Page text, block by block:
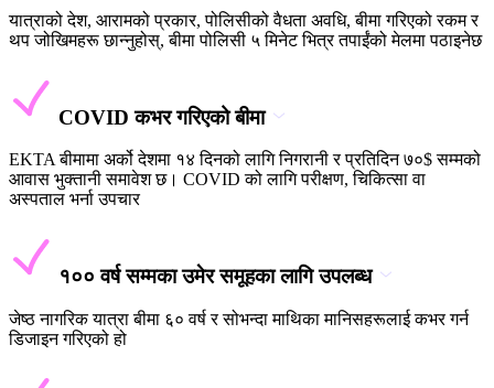
यात्राको देश, आरामको प्रकार, पोलिसीको वैधता अवधि, बीमा गरिएको रकम र
थप जोखिमहरू छान्नुहोस्, बीमा पोलिसी ५ मिनेट भित्र तपाईंको मेलमा पठाइनेछ
COVID कभर गरिएको बीमा
EKTA बीमामा अर्को देशमा १४ दिनको लागि निगरानी र प्रतिदिन ७०$ सम्मको
आवास भुक्तानी समावेश छ। COVID को लागि परीक्षण, चिकित्सा वा
अस्पताल भर्ना उपचार
१०० वर्ष सम्मका उमेर समूहका लागि उपलब्ध
जेष्ठ नागरिक यात्रा बीमा ६० वर्ष र सोभन्दा माथिका मानिसहरूलाई कभर गर्न
डिजाइन गरिएको हो